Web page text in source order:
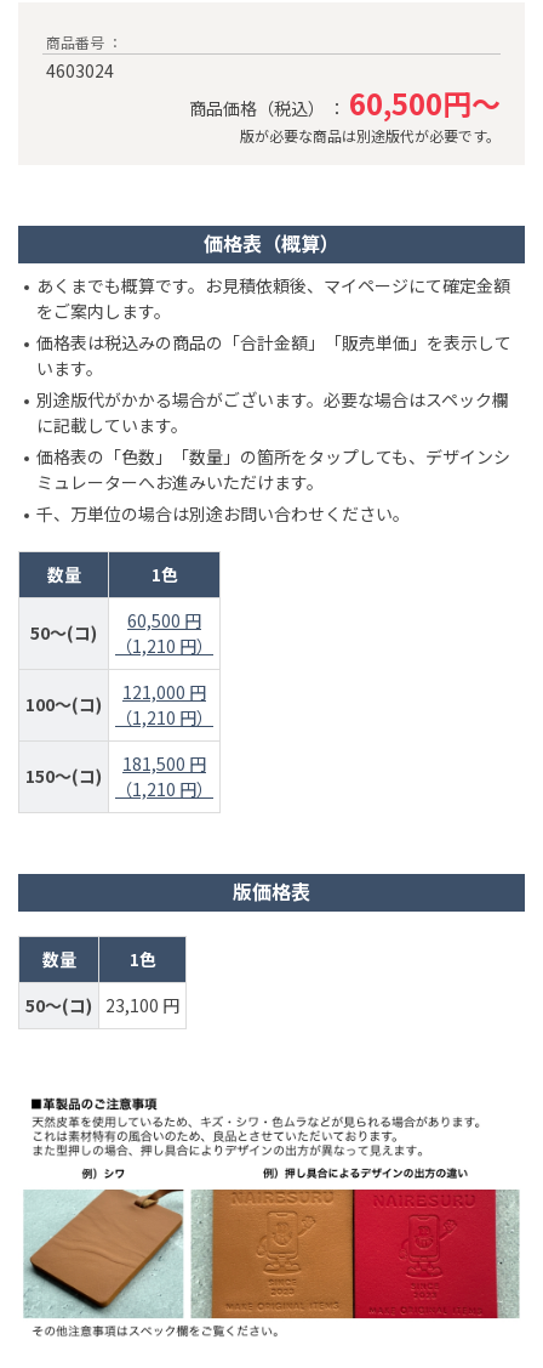
商品番号 ：
4603024
商品価格（税込） ： 60,500円～
版が必要な商品は別途版代が必要です。
価格表（概算）
あくまでも概算です。お見積依頼後、マイページにて確定金額
をご案内します。
価格表は税込みの商品の「合計金額」「販売単価」を表示して
います。
別途版代がかかる場合がございます。必要な場合はスペック欄
に記載しています。
価格表の「色数」「数量」の箇所をタップしても、デザインシ
ミュレーターへお進みいただけます。
千、万単位の場合は別途お問い合わせください。
数量 1色
50～(コ)
60,500 円
（1,210 円）
100～(コ)
121,000 円
（1,210 円）
150～(コ)
181,500 円
（1,210 円）
版価格表
数量
1色
50～(コ)
23,100 円